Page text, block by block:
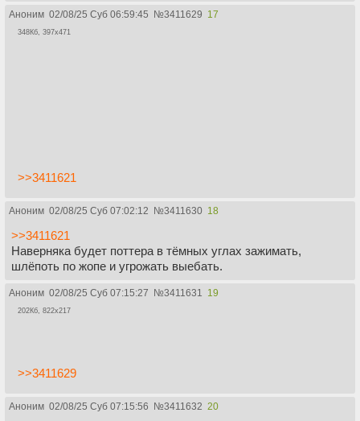
Аноним 02/08/25 Суб 06:59:45 №3411629 17
348Кб, 397x471
>>3411621
Аноним 02/08/25 Суб 07:02:12 №3411630 18
>>3411621
Наверняка будет поттера в тёмных углах зажимать,
шлёпоть по жопе и угрожать выебать.
Аноним 02/08/25 Суб 07:15:27 №3411631 19
202Кб, 822x217
>>3411629
Аноним 02/08/25 Суб 07:15:56 №3411632 20